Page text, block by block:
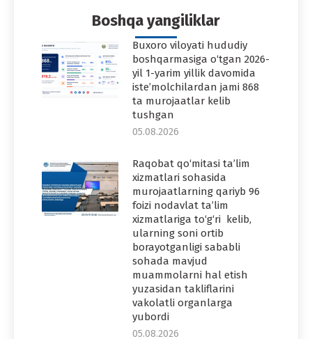
Boshqa yangiliklar
Buxoro viloyati hududiy
boshqarmasiga o‘tgan 2026-
yil 1-yarim yillik davomida
iste’molchilardan jami 868
ta murojaatlar kelib
tushgan
05.08.2026
Raqobat qo‘mitasi ta’lim
xizmatlari sohasida
murojaatlarning qariyb 96
foizi nodavlat ta’lim
xizmatlariga to‘g‘ri kelib,
ularning soni ortib
borayotganligi sababli
sohada mavjud
muammolarni hal etish
yuzasidan takliflarini
vakolatli organlarga
yubordi
05.08.2026